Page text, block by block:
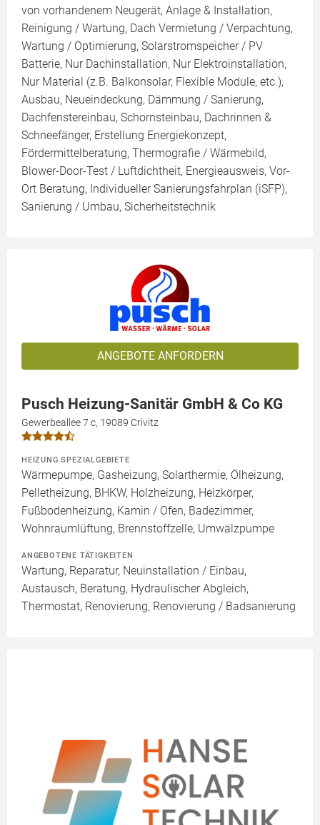
von vorhandenem Neugerät, Anlage & Installation,
Reinigung / Wartung, Dach Vermietung / Verpachtung,
Wartung / Optimierung, Solarstromspeicher / PV
Batterie, Nur Dachinstallation, Nur Elektroinstallation,
Nur Material (z.B. Balkonsolar, Flexible Module, etc.),
Ausbau, Neueindeckung, Dämmung / Sanierung,
Dachfenstereinbau, Schornsteinbau, Dachrinnen &
Schneefänger, Erstellung Energiekonzept,
Fördermittelberatung, Thermografie / Wärmebild,
Blower-Door-Test / Luftdichtheit, Energieausweis, Vor-
Ort Beratung, Individueller Sanierungsfahrplan (iSFP),
Sanierung / Umbau, Sicherheitstechnik
ANGEBOTE ANFORDERN
Pusch Heizung-Sanitär GmbH & Co KG
Gewerbeallee 7 c, 19089 Crivitz
HEIZUNG SPEZIALGEBIETE
Wärmepumpe, Gasheizung, Solarthermie, Ölheizung,
Pelletheizung, BHKW, Holzheizung, Heizkörper,
Fußbodenheizung, Kamin / Ofen, Badezimmer,
Wohnraumlüftung, Brennstoffzelle, Umwälzpumpe
ANGEBOTENE TÄTIGKEITEN
Wartung, Reparatur, Neuinstallation / Einbau,
Austausch, Beratung, Hydraulischer Abgleich,
Thermostat, Renovierung, Renovierung / Badsanierung